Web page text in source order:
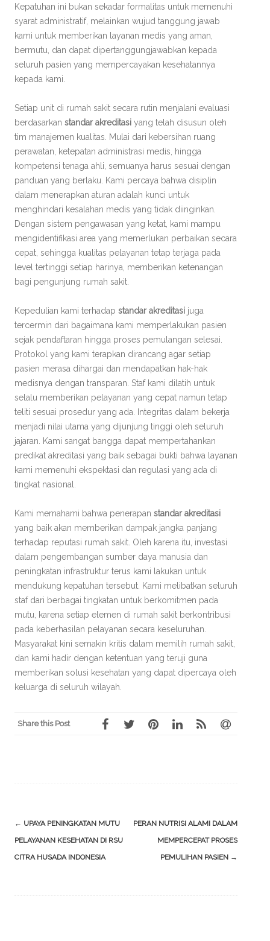
Kepatuhan ini bukan sekadar formalitas untuk memenuhi
syarat administratif, melainkan wujud tanggung jawab
kami untuk memberikan layanan medis yang aman,
bermutu, dan dapat dipertanggungjawabkan kepada
seluruh pasien yang mempercayakan kesehatannya
kepada kami.
Setiap unit di rumah sakit secara rutin menjalani evaluasi
berdasarkan standar akreditasi yang telah disusun oleh
tim manajemen kualitas. Mulai dari kebersihan ruang
perawatan, ketepatan administrasi medis, hingga
kompetensi tenaga ahli, semuanya harus sesuai dengan
panduan yang berlaku. Kami percaya bahwa disiplin
dalam menerapkan aturan adalah kunci untuk
menghindari kesalahan medis yang tidak diinginkan.
Dengan sistem pengawasan yang ketat, kami mampu
mengidentifikasi area yang memerlukan perbaikan secara
cepat, sehingga kualitas pelayanan tetap terjaga pada
level tertinggi setiap harinya, memberikan ketenangan
bagi pengunjung rumah sakit.
Kepedulian kami terhadap standar akreditasi juga
tercermin dari bagaimana kami memperlakukan pasien
sejak pendaftaran hingga proses pemulangan selesai.
Protokol yang kami terapkan dirancang agar setiap
pasien merasa dihargai dan mendapatkan hak-hak
medisnya dengan transparan. Staf kami dilatih untuk
selalu memberikan pelayanan yang cepat namun tetap
teliti sesuai prosedur yang ada. Integritas dalam bekerja
menjadi nilai utama yang dijunjung tinggi oleh seluruh
jajaran. Kami sangat bangga dapat mempertahankan
predikat akreditasi yang baik sebagai bukti bahwa layanan
kami memenuhi ekspektasi dan regulasi yang ada di
tingkat nasional.
Kami memahami bahwa penerapan standar akreditasi
yang baik akan memberikan dampak jangka panjang
terhadap reputasi rumah sakit. Oleh karena itu, investasi
dalam pengembangan sumber daya manusia dan
peningkatan infrastruktur terus kami lakukan untuk
mendukung kepatuhan tersebut. Kami melibatkan seluruh
staf dari berbagai tingkatan untuk berkomitmen pada
mutu, karena setiap elemen di rumah sakit berkontribusi
pada keberhasilan pelayanan secara keseluruhan.
Masyarakat kini semakin kritis dalam memilih rumah sakit,
dan kami hadir dengan ketentuan yang teruji guna
memberikan solusi kesehatan yang dapat dipercaya oleh
keluarga di seluruh wilayah.
Share this Post
Post
navigation
← UPAYA PENINGKATAN MUTU
PELAYANAN KESEHATAN DI RSU
CITRA HUSADA INDONESIA
PERAN NUTRISI ALAMI DALAM
MEMPERCEPAT PROSES
PEMULIHAN PASIEN →